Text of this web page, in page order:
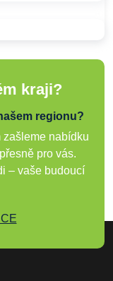
kraji?
regionu?
zašleme nabídku
pro vás.
– vaše budoucí